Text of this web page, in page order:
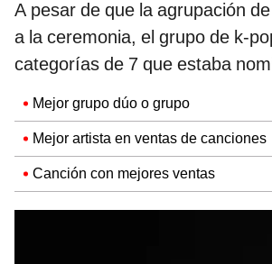
A pesar de que la agrupación
a la ceremonia, el grupo de k-
categorías de 7 que estaba
Mejor grupo dúo o grupo
Mejor artista en ventas de canciones
Canción con mejores ventas